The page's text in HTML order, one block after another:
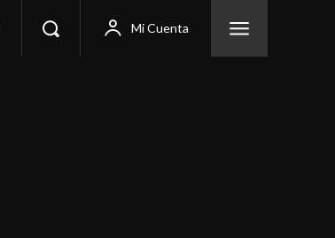
Mi Cuenta